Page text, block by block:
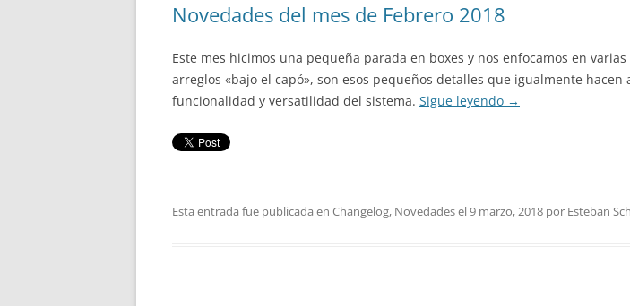
Novedades del mes de Febrero 2018
Este mes hicimos una pequeña parada en boxes y nos enfocamos en
arreglos «bajo el capó», son esos pequeños detalles que igualmente hacen
funcionalidad y versatilidad del sistema. Sigue leyendo →
Esta entrada fue publicada en Changelog, Novedadesel9 marzo, 2018 por Esteban